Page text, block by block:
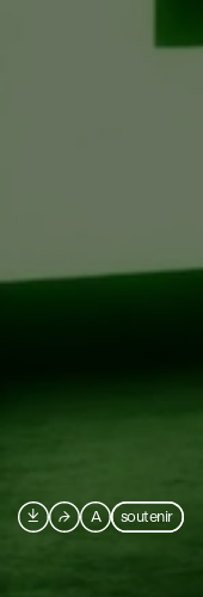
 ⮫ A soutenir